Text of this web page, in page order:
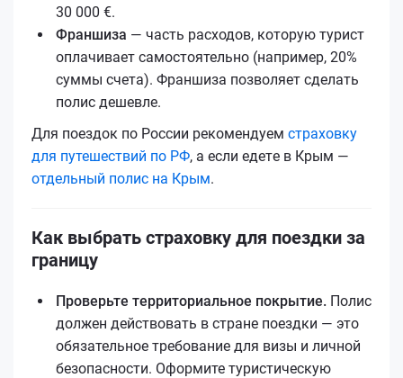
30 000 €.
Франшиза — часть расходов, которую турист
оплачивает самостоятельно (например, 20%
суммы счета). Франшиза позволяет сделать
полис дешевле.
Для поездок по России рекомендуем страховку
для путешествий по РФ, а если едетe в Крым —
отдельный полис на Крым.
Как выбрать страховку для поездки за
границу
Проверьте территориальное покрытие. Полис
должен действовать в стране поездки — это
обязательное требование для визы и личной
безопасности. Оформите туристическую